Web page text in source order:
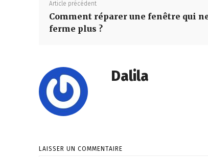
Article précédent
Comment réparer une fenêtre qui
ferme plus ?
Dalila
LAISSER UN COMMENTAIRE